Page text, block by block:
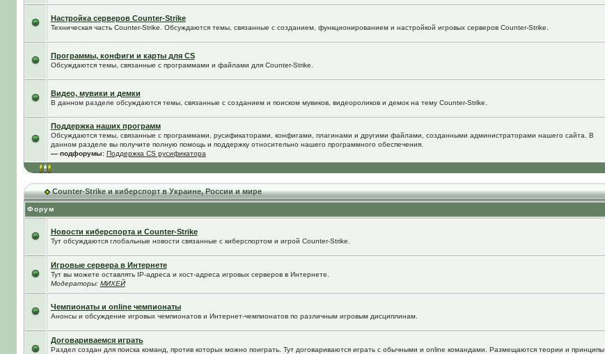
Настройка серверов Counter-Strike
Техническая часть Counter-Strike. Обсуждаются темы, связанные с созданием, функционированием и настройкой игровых серверов Counter-Strike.
Программы, конфиги и карты для CS
Обсуждаются темы, связанные с программами и файлами для Counter-Strike.
Видео, мувики и демки
В данном разделе обсуждаются темы, связанные с созданием и поиском мувиков, видеороликов и демок на тему Counter-Strike.
Поддержка наших программ
Обсуждаются темы, связанные с программами, русификаторами, конфигами, плагинами и другими файлами, созданными администраторами нашего сайта. В
данном разделе вы получите полную помощь и поддержку относительно нашего программного обеспечения.
— подфорумы: Поддержка CS русификатора
Counter-Strike и киберспорт в Украине, России и мире
Форум
Новости киберспорта и Counter-Strike
Тут обсуждаются глобальные новости связанные с киберспортом и игрой Counter-Strike.
Игровые сервера в Интернете
Тут вы можете оставлять IP-адреса и хост-адреса игровых серверов в Интернете.
Модераторы: МИХЕЙ
Чемпионаты и online чемпионаты
Анонсы и обсуждение игровых чемпионатов и Интернет-чемпионатов по различным игровым дисциплинам.
Договариваемся играть
Раздел создан для поиска команд, против которых можно поиграть. Тут договариваются играть с обычными и online командами. Размещаются теории и принципы